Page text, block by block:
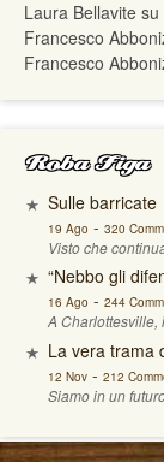
Laura Bellavite su
Francesco
Francesco
Roba Figa
Sulle barricate
19 Ago - 320
Visto che
“Nebbo gli
16 Ago - 244
A Charlottesville,
La vera trama
12 Nov- 212
Siamo in un